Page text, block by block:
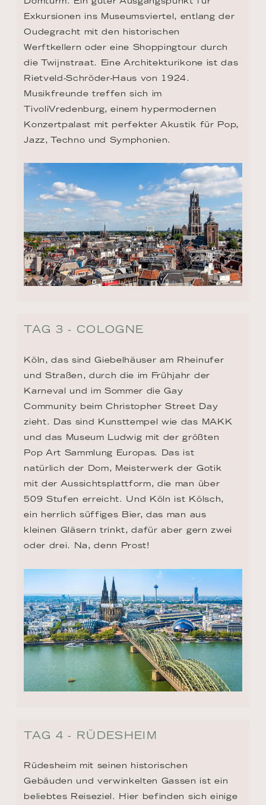
Exkursionen ins Museumsviertel, entlang der
Oudegracht mit den historischen
Werftkellern oder eine Shoppingtour durch
die Twijnstraat. Eine Architekturikone ist das
Rietveld-Schröder-Haus von 1924.
Musikfreunde treffen sich im
TivoliVredenburg, einem hypermodernen
Konzertpalast mit perfekter Akustik für Pop,
Jazz, Techno und Symphonien.
TAG 3 - COLOGNE
Köln, das sind Giebelhäuser am Rheinufer
und Straßen, durch die im Frühjahr der
Karneval und im Sommer die Gay
Community beim Christopher Street Day
zieht. Das sind Kunsttempel wie das MAKK
und das Museum Ludwig mit der größten
Pop Art Sammlung Europas. Das ist
natürlich der Dom, Meisterwerk der Gotik
mit der Aussichtsplattform, die man über
509 Stufen erreicht. Und Köln ist Kölsch,
ein herrlich süffiges Bier, das man aus
kleinen Gläsern trinkt, dafür aber gern zwei
oder drei. Na, denn Prost!
TAG 4 - RÜDESHEIM
Rüdesheim mit seinen historischen
Gebäuden und verwinkelten Gassen ist ein
beliebtes Reiseziel. Hier befinden sich einige